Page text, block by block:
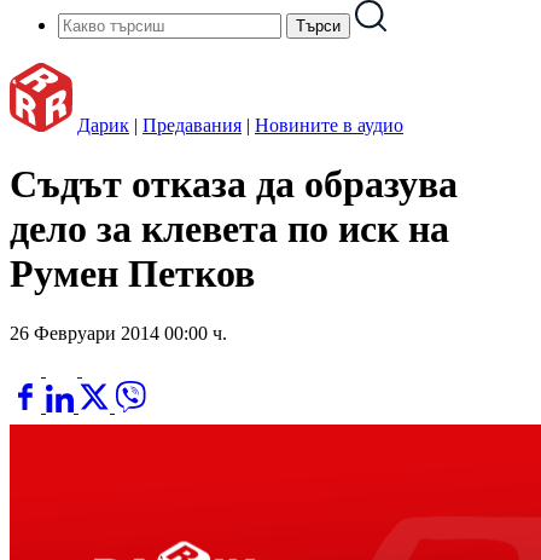
Дарик | Предавания | Новините в аудио
Съдът отказа да образува
дело за клевета по иск на
Румен Петков
26 Февруари 2014 00:00 ч.